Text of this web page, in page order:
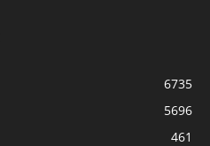
6735
5696
461